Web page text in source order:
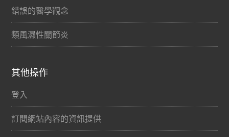
錯誤的醫學觀念
類風濕性關節炎
其他操作
登入
訂閱網站內容的資訊提供